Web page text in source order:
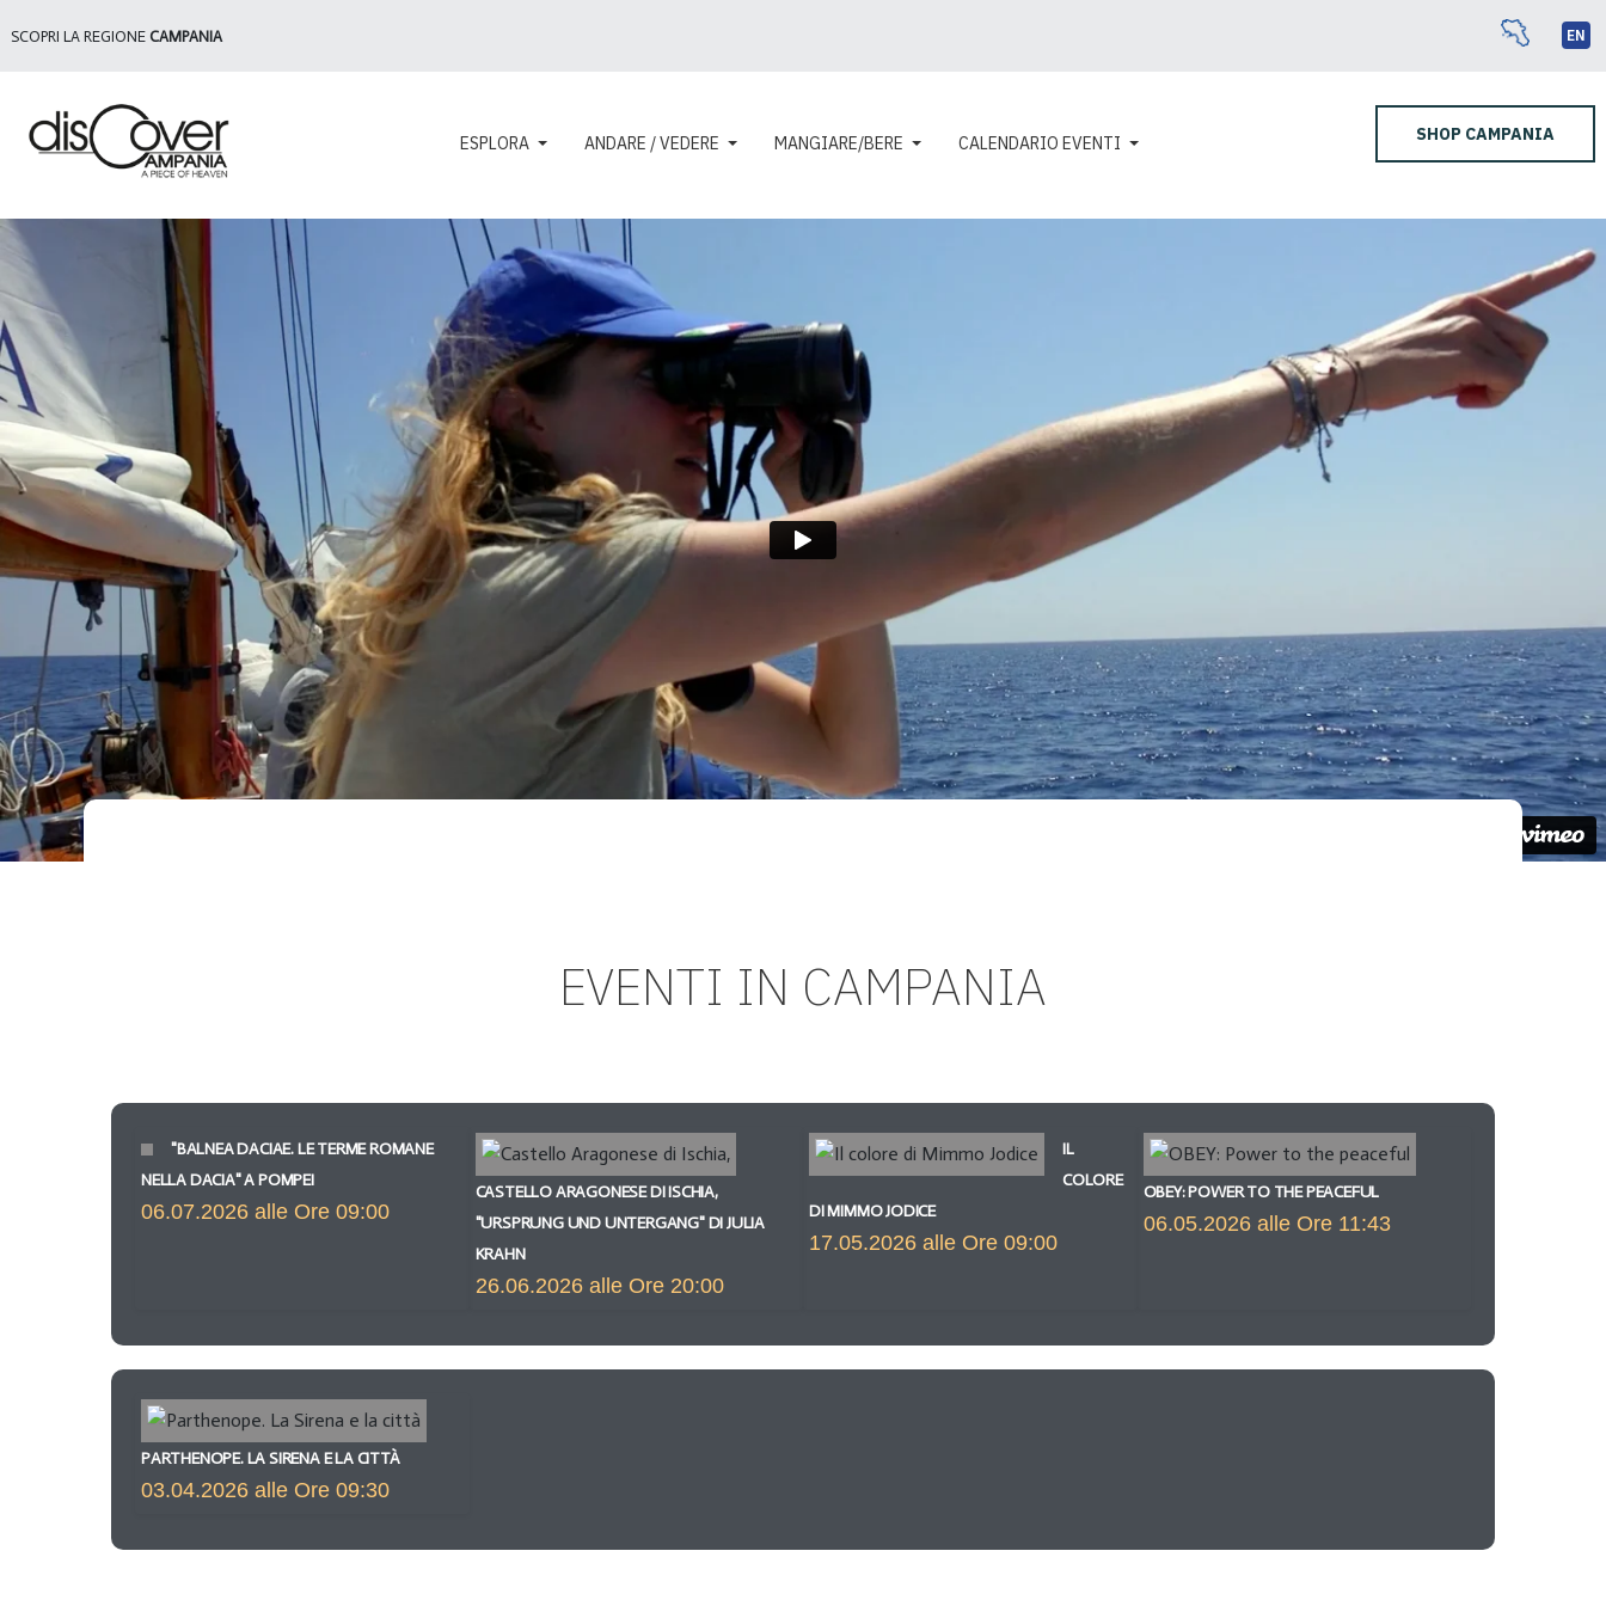
SCOPRI LA REGIONE CAMPANIA EN
ESPLORA ANDARE / VEDERE MANGIARE/BERE CALENDARIO EVENTI SHOP CAMPANIA
EVENTI IN CAMPANIA
"BALNEA DACIAE. LE TERME ROMANE
NELLA DACIA" A POMPEI
06.07.2026 alle Ore 09:00
CASTELLO ARAGONESE DI ISCHIA,
"URSPRUNG UND UNTERGANG" DI JULIA
KRAHN
26.06.2026 alle Ore 20:00
IL
COLORE
DI MIMMO JODICE
17.05.2026 alle Ore 09:00
OBEY: POWER TO THE PEACEFUL
06.05.2026 alle Ore 11:43
PARTHENOPE. LA SIRENA E LA CITTÀ
03.04.2026 alle Ore 09:30